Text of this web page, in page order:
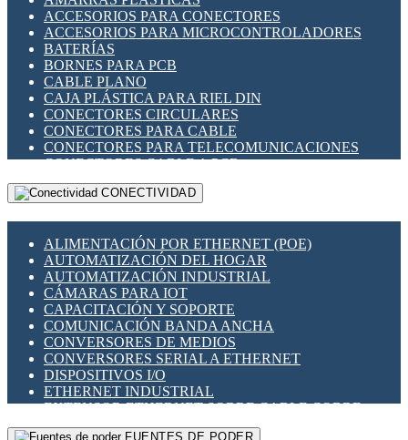
INDICADORES PARA PANEL
INTERFACES DE RELÉ
INTERRUPTORES FIN DE CARRERA
LLAVES CONMUTADORAS
MEDIDORES DE ENERGÍA Y TC'S DE CORRIENTE
MOTORES PASO A PASO
PANTALLAS HMI
PLC -CONTROLADORES LÓGICO PROGRAMABLES
PROGRAMADORES DE HORARIO
RELÉS DE PROTECCIÓN
SENSORES CAPACITIVOS
SENSORES INDUCTIVOS
TEMPORIZADORES
VARIACS
VARIADORES DE FRECUENCIA [VDF]
SECCIONADORES - INTERRUPTORES
MAQUINARIA
ACCESORIOS PARA CONECTORES
ACCESORIOS PARA MICROCONTROLADORES
BATERÍAS
BORNES PARA PCB
CABLE PLANO
CAJA PLÁSTICA PARA RIEL DIN
CONECTORES CIRCULARES
CONECTORES PARA CABLE
CONECTORES PARA TELECOMUNICACIONES
CONECTORES CABLE A PCB
CONECTORES PCB A CABLE
DIP SWITCHES
HERRAMIENTAS VARIAS
ILUMINACIÓN LED
INTERRUPTORES REED
INTERFACES DE RELÉ
OTROS RELÉS
PROTECCIÓN TÉRMICA
RELÉS AUTOMOTRICES
RELÉS DE SEÑAL
RELÉS DE ESTADO SÓLIDO SSR
RELÉS INDUSTRIALES
RELÉS MINIATURA DE POTENCIA
CONECTIVIDAD
ALIMENTACIÓN POR ETHERNET (POE)
AUTOMATIZACIÓN DEL HOGAR
AUTOMATIZACIÓN INDUSTRIAL
CÁMARAS PARA IOT
CAPACITACIÓN Y SOPORTE
COMUNICACIÓN BANDA ANCHA
CONVERSORES DE MEDIOS
CONVERSORES SERIAL A ETHERNET
DISPOSITIVOS I/O
ETHERNET INDUSTRIAL
EXTENSOR ETHERNET SOBRE CABLE COBRE
GATEWAY LORAWAN
FUENTES DE PODER